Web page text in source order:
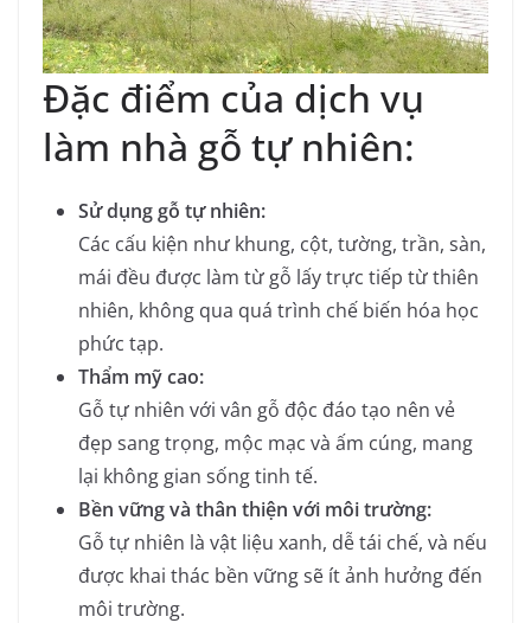
Đặc điểm của dịch vụ
làm nhà gỗ tự nhiên:
Sử dụng gỗ tự nhiên:
Các cấu kiện như khung, cột, tường, trần, sàn,
mái đều được làm từ gỗ lấy trực tiếp từ thiên
nhiên, không qua quá trình chế biến hóa học
phức tạp.
Thẩm mỹ cao:
Gỗ tự nhiên với vân gỗ độc đáo tạo nên vẻ
đẹp sang trọng, mộc mạc và ấm cúng, mang
lại không gian sống tinh tế.
Bền vững và thân thiện với môi trường:
Gỗ tự nhiên là vật liệu xanh, dễ tái chế, và nếu
được khai thác bền vững sẽ ít ảnh hưởng đến
môi trường.